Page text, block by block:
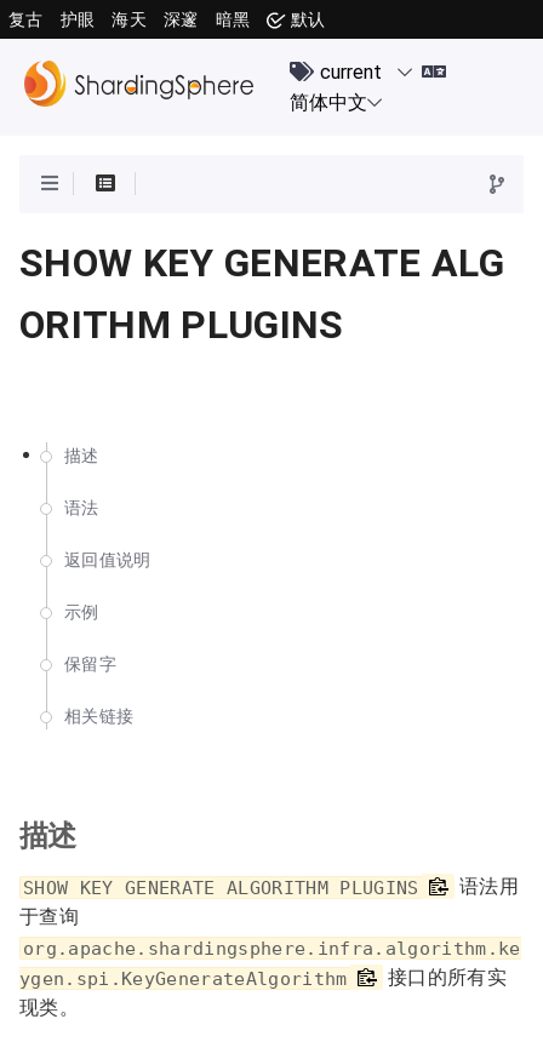
复古 护眼 海天 深邃 暗黑 默认
SHOW KEY GENERATE ALG
ORITHM PLUGINS
描述
语法
返回值说明
示例
保留字
相关链接
描述
SHOW KEY GENERATE ALGORITHM PLUGINS
语法用
于查询
org.apache.shardingsphere.infra.algorithm.ke
ygen.spi.KeyGenerateAlgorithm
接口的所有实
现类。